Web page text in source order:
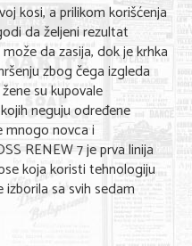
kosi, a prilikom korišćenja
da željeni rezultat
da zasija, dok je krhka
zbog čega izgleda
su kupovale
neguju određene
mnogo novca i
RENEW 7 je prva linija
koja koristi tehnologiju
sa svih sedam